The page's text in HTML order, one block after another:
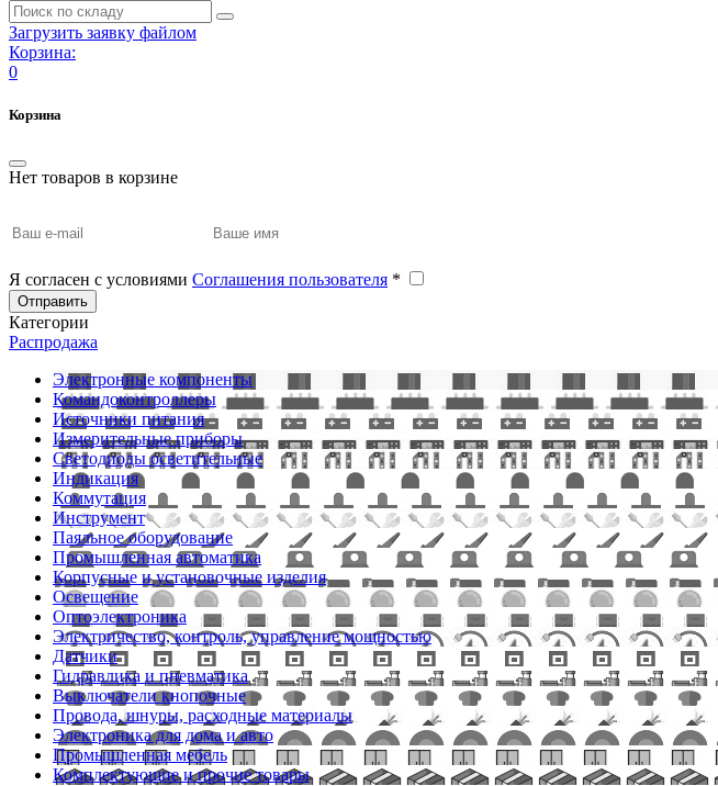
Загрузить заявку файлом
Корзина:
0
Корзина
Нет товаров в корзине
Я согласен с условиями Соглашения пользователя *
Отправить
Категории
Распродажа
Электронные компоненты
Командоконтроллеры
Источники питания
Измерительные приборы
Светодиоды осветительные
Индикация
Коммутация
Инструмент
Паяльное оборудование
Промышленная автоматика
Корпусные и установочные изделия
Освещение
Оптоэлектроника
Электричество, контроль, управление мощностью
Датчики
Гидравлика и пневматика
Выключатели кнопочные
Провода, шнуры, расходные материалы
Электроника для дома и авто
Промышленная мебель
Комплектующие и прочие товары